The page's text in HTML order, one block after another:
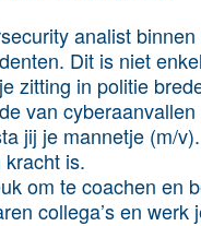
analist
Dit is niet
zitting in politie
van
jij je mannetje (m/
is.
om te coachen en
collega’s en